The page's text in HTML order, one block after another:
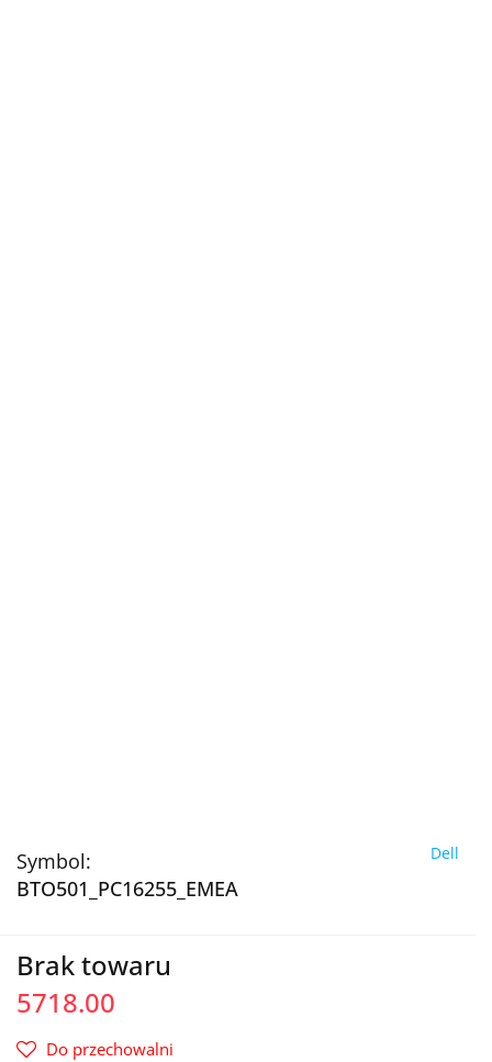
Symbol:
BTO501_PC16255_EMEA
Dell
Brak towaru
5718.00
Do przechowalni